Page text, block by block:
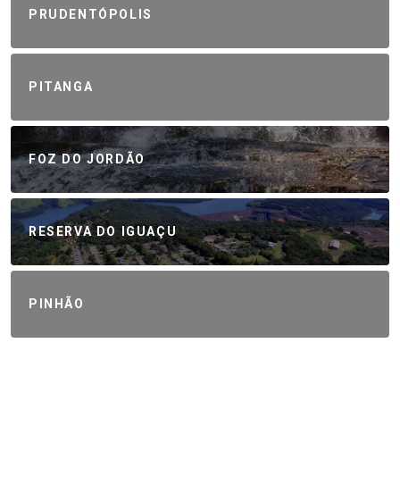
PRUDENTÓPOLIS
PITANGA
FOZ DO JORDÃO
RESERVA DO IGUAÇU
PINHÃO